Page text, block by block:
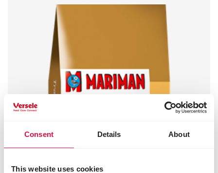
Consent Details About
This website uses cookies